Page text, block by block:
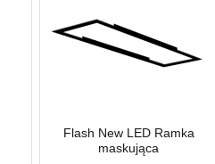
Flash New LED Ramka
maskująca